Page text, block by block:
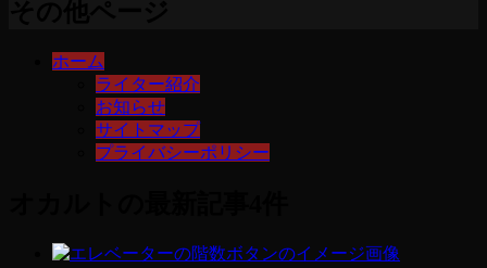
ホーム
ライター紹介
お知らせ
サイトマップ
プライバシーポリシー